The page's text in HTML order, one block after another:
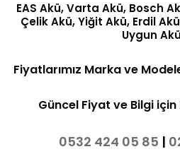
EAS Akü, Varta Akü, Bosch
Çelik Akü, Yiğit Akü, Erdil
Uygun
Fiyatlarımız Marka ve
Güncel Fiyat ve Bilgi
0532 424 05 85 |